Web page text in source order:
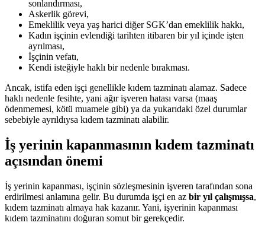
sonlandırması,
Askerlik görevi,
Emeklilik veya yaş harici diğer SGK’dan emeklilik hakkı,
Kadın işçinin evlendiği tarihten itibaren bir yıl içinde işten
ayrılması,
İşçinin vefatı,
Kendi isteğiyle haklı bir nedenle bırakması.
Ancak, istifa eden işçi genellikle kıdem tazminatı alamaz. Sadece
haklı nedenle fesihte, yani ağır işveren hatası varsa (maaş
ödenmemesi, kötü muamele gibi) ya da yukarıdaki özel durumlar
sebebiyle ayrıldıysa kıdem tazminatı alabilir.
İş yerinin kapanmasının kıdem tazminatı
açısından önemi
İş yerinin kapanması, işçinin sözleşmesinin işveren tarafından sona
erdirilmesi anlamına gelir. Bu durumda işçi en az bir yıl çalışmışsa,
kıdem tazminatı almaya hak kazanır. Yani, işyerinin kapanması
kıdem tazminatını doğuran somut bir gerekçedir.